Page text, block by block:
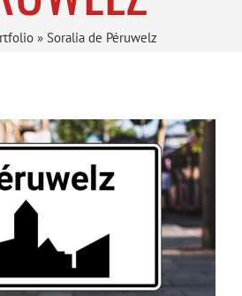
» Soralia de Péruwelz